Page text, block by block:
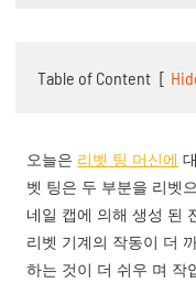
Table of Content [
오늘은 리벳 팅 머신에
벳 팅은 두 부분을 리벳
네일 캡에 의해 생성 된
리벳 기계의 작동이 더
하는 것이 더 쉬우 며 작